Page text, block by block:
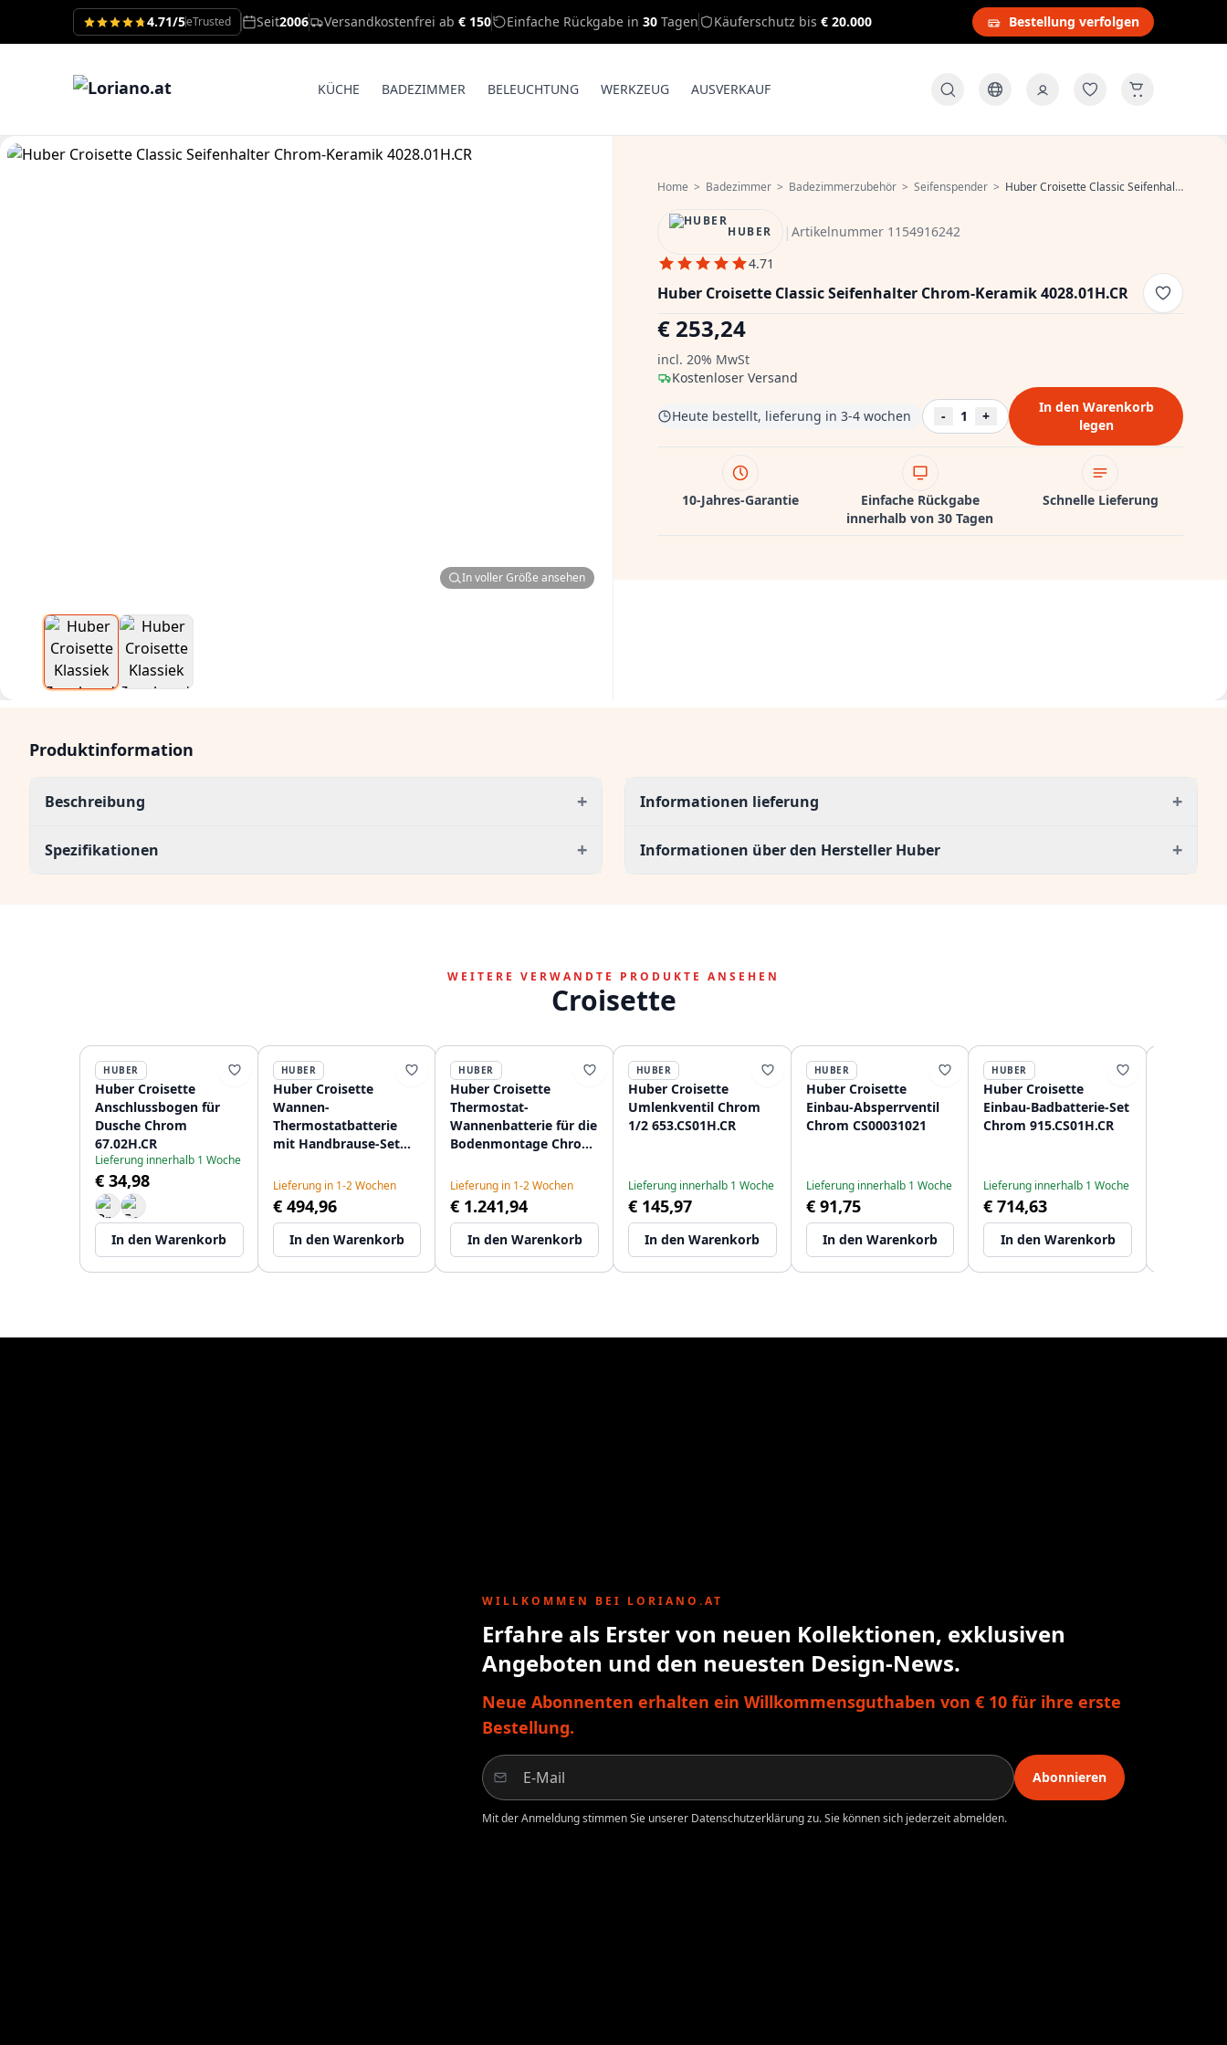
4.71/5eTrusted Seit2006 Versandkostenfrei ab € 150 Einfache Rückgabe in 30 Tagen Käuferschutz bis € 20.000 Bestellung verfolgen
KÜCHE BADEZIMMER BELEUCHTUNG WERKZEUG AUSVERKAUF
In voller Größe ansehen
Home > Badezimmer > Badezimmerzubehör > Seifenspender > Huber Croisette Classic Seifenhalter Chrom-Keramik 4028.01H.CR
HUBER |Artikelnummer 1154916242
4.71
Huber Croisette Classic Seifenhalter Chrom-Keramik 4028.01H.CR
€ 253,24
incl. 20% MwSt
Kostenloser Versand
Heute bestellt, lieferung in 3-4 wochen - 1 +
In den Warenkorb
legen
10-Jahres-Garantie
Einfache Rückgabe
innerhalb von 30 Tagen
Schnelle Lieferung
Produktinformation
Beschreibung +
Spezifikationen +
Informationen lieferung +
Informationen über den Hersteller Huber +
WEITERE VERWANDTE PRODUKTE ANSEHEN
Croisette
HUBER
Huber Croisette
Anschlussbogen für
Dusche Chrom
67.02H.CR
Lieferung innerhalb 1 Woche
€ 34,98
In den Warenkorb
HUBER
Huber Croisette
Wannen-
Thermostatbatterie
mit Handbrause-Set
Lieferung in 1-2 Wochen
€ 494,96
In den Warenkorb
HUBER
Huber Croisette
Thermostat-
Wannenbatterie für die
Bodenmontage Chrom
Lieferung in 1-2 Wochen
€ 1.241,94
In den Warenkorb
HUBER
Huber Croisette
Umlenkventil Chrom
1/2 653.CS01H.CR
Lieferung innerhalb 1 Woche
€ 145,97
In den Warenkorb
HUBER
Huber Croisette
Einbau-Absperrventil
Chrom CS00031021
Lieferung innerhalb 1 Woche
€ 91,75
In den Warenkorb
HUBER
Huber Croisette
Einbau-Badbatterie-Set
Chrom 915.CS01H.CR
Lieferung innerhalb 1 Woche
€ 714,63
In den Warenkorb
WILLKOMMEN BEI LORIANO.AT
Erfahre als Erster von neuen Kollektionen, exklusiven
Angeboten und den neuesten Design-News.
Neue Abonnenten erhalten ein Willkommensguthaben von € 10 für ihre erste
Bestellung.
Abonnieren
Mit der Anmeldung stimmen Sie unserer Datenschutzerklärung zu. Sie können sich jederzeit abmelden.